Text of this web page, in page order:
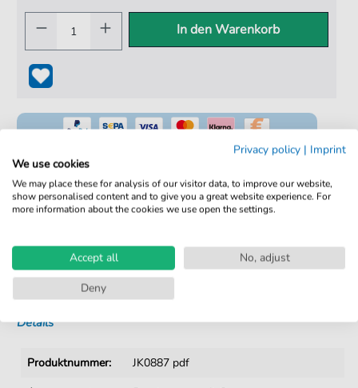
In den Warenkorb
100% Legal & Lizenziert
Kein Abo. Fairer Einzelkauf.
Sofortiger Download nach Kauf
Details
Produktnummer:
JK0887 pdf
Privacy policy | Imprint
We use cookies
We may place these for analysis of our visitor data, to improve our website,
show personalised content and to give you a great website experience. For
more information about the cookies we use open the settings.
Accept all
No, adjust
Deny